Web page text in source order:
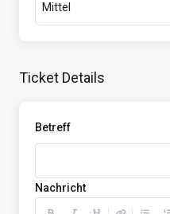
Mittel
Ticket Details
Betreff
Nachricht